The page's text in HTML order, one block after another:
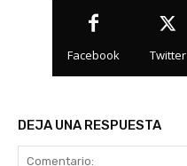
Facebook Twitter
DEJA UNA RESPUESTA